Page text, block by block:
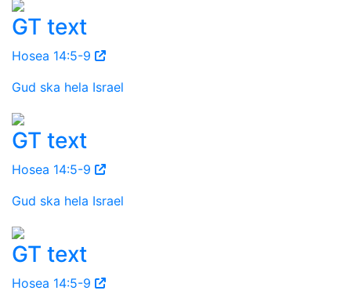
GT text
Hosea 14:5-9
Gud ska hela Israel
GT text
Hosea 14:5-9
Gud ska hela Israel
GT text
Hosea 14:5-9